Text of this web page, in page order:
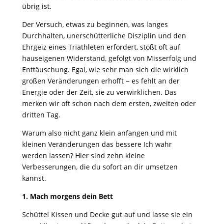
übrig ist.
Der Versuch, etwas zu beginnen, was langes
Durchhalten, unerschütterliche Disziplin und den
Ehrgeiz eines Triathleten erfordert, stößt oft auf
hauseigenen Widerstand, gefolgt von Misserfolg und
Enttäuschung. Egal, wie sehr man sich die wirklich
großen Veränderungen erhofft − es fehlt an der
Energie oder der Zeit, sie zu verwirklichen. Das
merken wir oft schon nach dem ersten, zweiten oder
dritten Tag.
Warum also nicht ganz klein anfangen und mit
kleinen Veränderungen das bessere Ich wahr
werden lassen? Hier sind zehn kleine
Verbesserungen, die du sofort an dir umsetzen
kannst.
1. Mach morgens dein Bett
Schüttel Kissen und Decke gut auf und lasse sie ein